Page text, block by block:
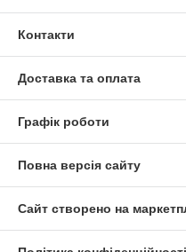
Контакти
Доставка та оплата
Графік роботи
Повна версія сайту
Сайт створено на